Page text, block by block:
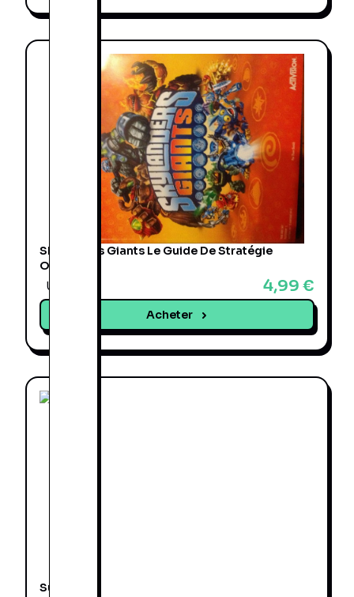
Skylanders Giants Le Guide De Stratégie
Officiel
Une offre
4,99 €
Acheter
Suiza